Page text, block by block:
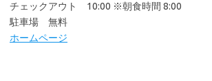
チェックアウト 10:00 ※朝食時間 8:00
駐車場 無料
ホームページ